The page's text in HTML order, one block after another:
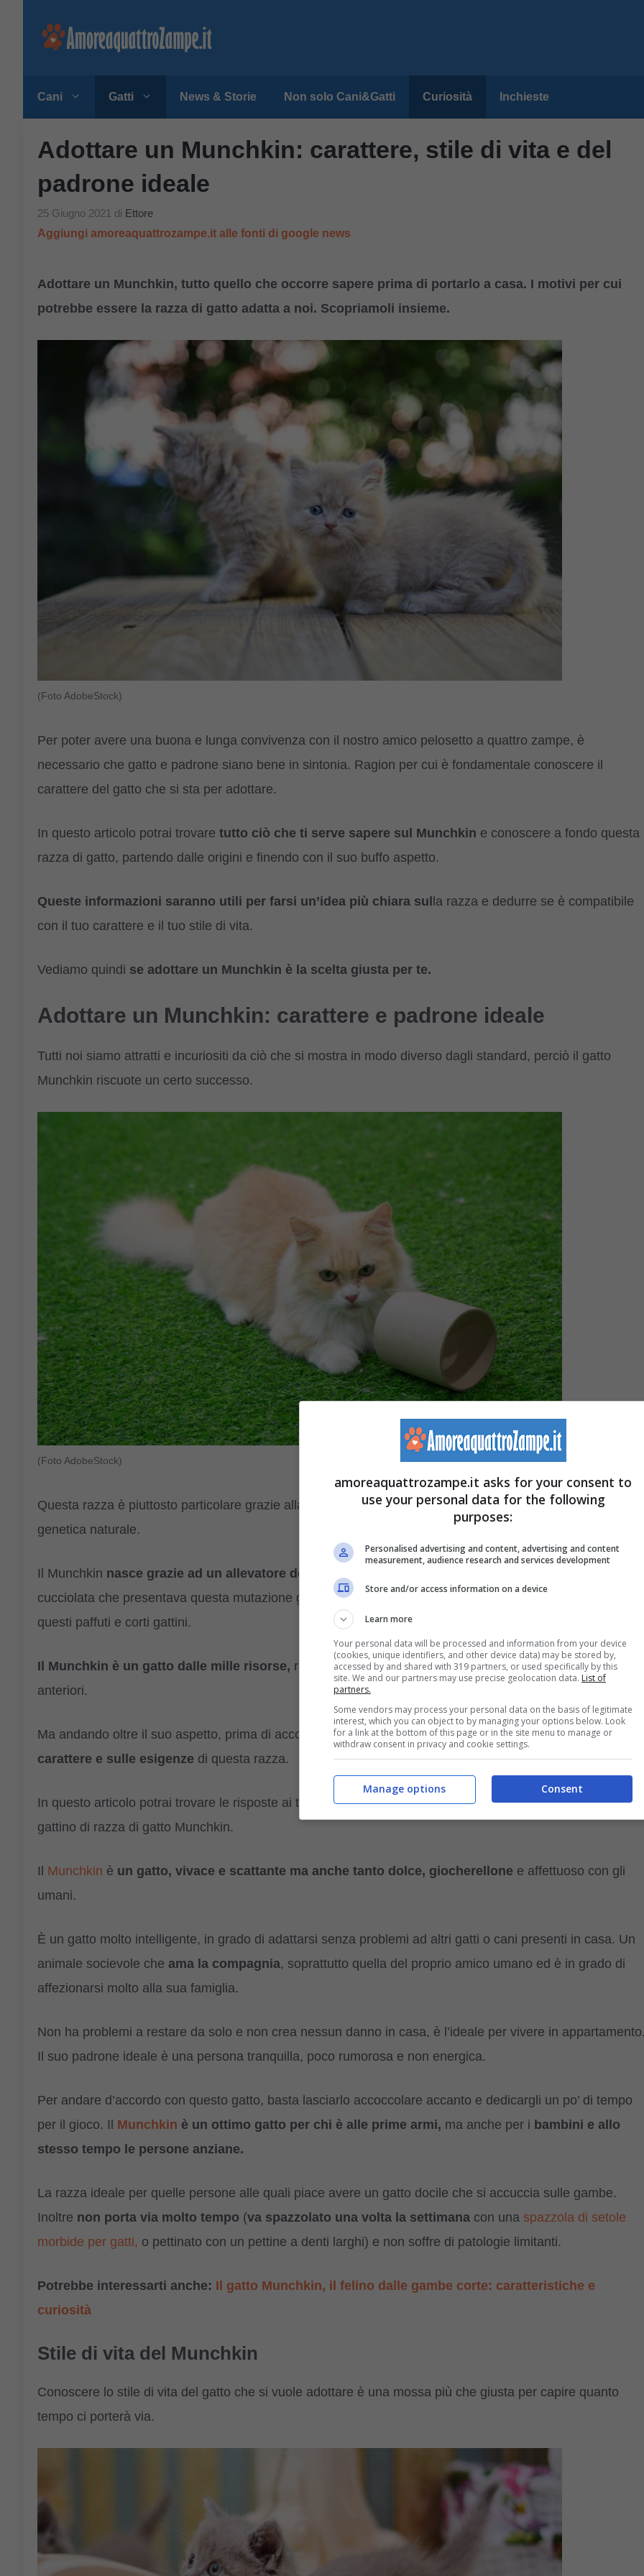
Cani Gatti News & Storie Non solo Cani&Gatti Curiosità Inchieste
Adottare un Munchkin: carattere, stile di vita e del
padrone ideale
25 Giugno 2021 di Ettore
Aggiungi amoreaquattrozampe.it alle fonti di google news
Adottare un Munchkin, tutto quello che occorre sapere prima di portarlo a casa. I motivi per cui
potrebbe essere la razza di gatto adatta a noi. Scopriamoli insieme.
(Foto AdobeStock)
Per poter avere una buona e lunga convivenza con il nostro amico pelosetto a quattro zampe, è
necessario che gatto e padrone siano bene in sintonia. Ragion per cui è fondamentale conoscere il
carattere del gatto che si sta per adottare.
In questo articolo potrai trovare tutto ciò che ti serve sapere sul Munchkin e conoscere a fondo questa
razza di gatto, partendo dalle origini e finendo con il suo buffo aspetto.
Queste informazioni saranno utili per farsi un’idea più chiara sulla razza e dedurre se è compatibile
con il tuo carattere e il tuo stile di vita.
Vediamo quindi se adottare un Munchkin è la scelta giusta per te.
Adottare un Munchkin: carattere e padrone ideale
Tutti noi siamo attratti e incuriositi da ciò che si mostra in modo diverso dagli standard, perciò il gatto
Munchkin riscuote un certo successo.
(Foto AdobeStock)
Questa razza è piuttosto particolare grazie alla presenza di zampe molto corte, risultato di una mutazione
genetica naturale.
Il Munchkin nasce grazie ad un allevatore della Louisiana
cucciolata che presentava questa mutazione genetica alle zampe. Diede inizio così all’allevamento di
questi paffuti e corti gattini.
Il Munchkin è un gatto dalle mille risorse, riesce a sedersi sulle zampe posteriori lasciando libere
anteriori.
Ma andando oltre il suo aspetto, prima di accoglierlo in casa, è opportuno cercaredi informarsi sul
carattere e sulle esigenze di questa razza.
In questo articolo potrai trovare le risposte ai tuoi dubbi e schiarirteli prima di procedere all’adozione di un
gattino di razza di gatto Munchkin.
Il Munchkin è un gatto, vivace e scattante ma anche tanto dolce, giocherellone e affettuoso con gli
umani.
È un gatto molto intelligente, in grado di adattarsi senza problemi ad altri gatti o cani presenti in casa. Un
animale socievole che ama la compagnia, soprattutto quella del proprio amico umano ed è in grado di
affezionarsi molto alla sua famiglia.
Non ha problemi a restare da solo e non crea nessun danno in casa, è l’ideale per vivere in
Il suo padrone ideale è una persona tranquilla, poco rumorosa e non energica.
Per andare d’accordo con questo gatto, basta lasciarlo accoccolare accanto e dedicargli un po’ di tempo
per il gioco. Il Munchkin è un ottimo gatto per chi è alle prime armi, ma anche per i bambini e allo
stesso tempo le persone anziane.
La razza ideale per quelle persone alle quali piace avere un gatto docile che si accuccia sulle gambe.
Inoltre non porta via molto tempo (va spazzolato una volta la settimana con una spazzola di setole
morbide per gatti, o pettinato con un pettine a denti larghi) e non soffre di patologie limitanti.
Potrebbe interessarti anche: Il gatto Munchkin, il felino dalle gambe corte: caratteristiche e
curiosità
Stile di vita del Munchkin
Conoscere lo stile di vita del gatto che si vuole adottare è una mossa più che giusta per capire quanto
tempo ci porterà via.
amoreaquattrozampe.it asks for your consent to
use your personal data for the following
purposes:
Personalised advertising and content, advertising and content
measurement, audience research and services development
Store and/or access information on a device
Learn more
Your personal data will be processed and information from your device
(cookies, unique identifiers, and other device data) may be stored by,
accessed by and shared with 319 partners, or used specifically by this
site. We and our partners may use precise geolocation data. List of
partners.
Some vendors may process your personal data on the basis of legitimate
interest, which you can object to by managing your options below. Look
for a link at the bottom of this page or in the site menu to manage or
withdraw consent in privacy and cookie settings.
Consent
Manage options